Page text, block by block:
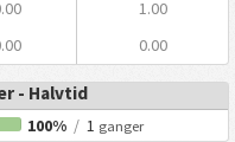
1.00
0.00
- Halvtid
100% / 1 ganger